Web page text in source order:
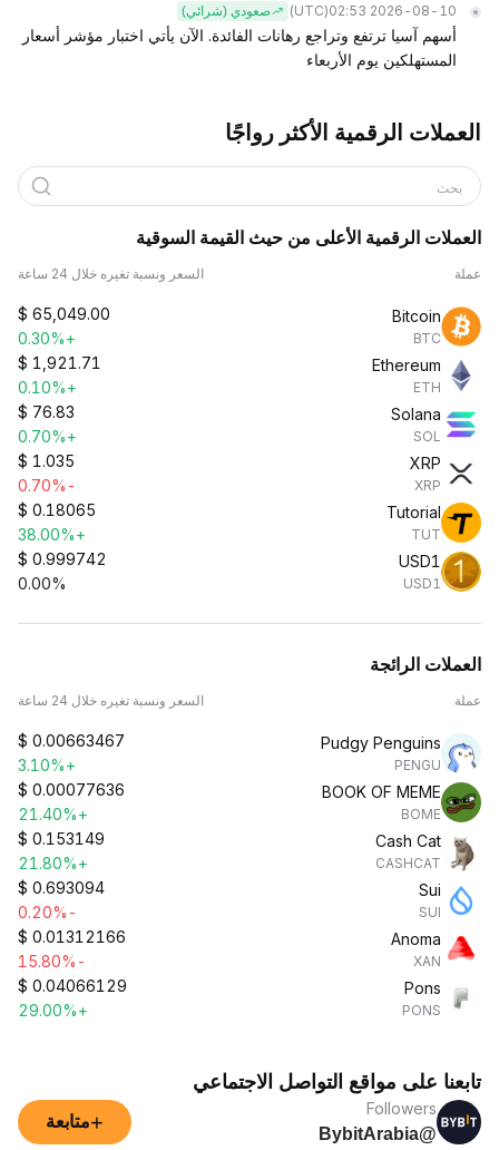
2026-08-10 02:53
(UTC) صعودي (شرائي)
أسهم آسيا ترتفع وتراجع رهانات الفائدة. الآن يأتي اختبار مؤشر أسعار
المستهلكين يوم الأربعاء
العملات الرقمية الأكثر رواجًا
بحث
العملات الرقمية الأعلى من حيث القيمة السوقية
عملة السعر ونسبة تغيره خلال 24 ساعة
Bitcoin
BTC
$ 65,049.00
+0.30%
Ethereum
ETH
$ 1,921.71
+0.10%
Solana
SOL
$ 76.83
+0.70%
XRP
XRP
$ 1.035
-0.70%
Tutorial
TUT
$ 0.18065
+38.00%
USD1
USD1
$ 0.999742
0.00%
العملات الرائجة
عملة السعر ونسبة تغيره خلال 24 ساعة
Pudgy Penguins
PENGU
$ 0.00663467
+3.10%
BOOK OF MEME
BOME
$ 0.00077636
+21.40%
Cash Cat
CASHCAT
$ 0.153149
+21.80%
Sui
SUI
$ 0.693094
-0.20%
Anoma
XAN
$ 0.01312166
-15.80%
Pons
PONS
$ 0.04066129
+29.00%
تابعنا على مواقع التواصل الاجتماعي
Followers
@BybitArabia
+متابعة